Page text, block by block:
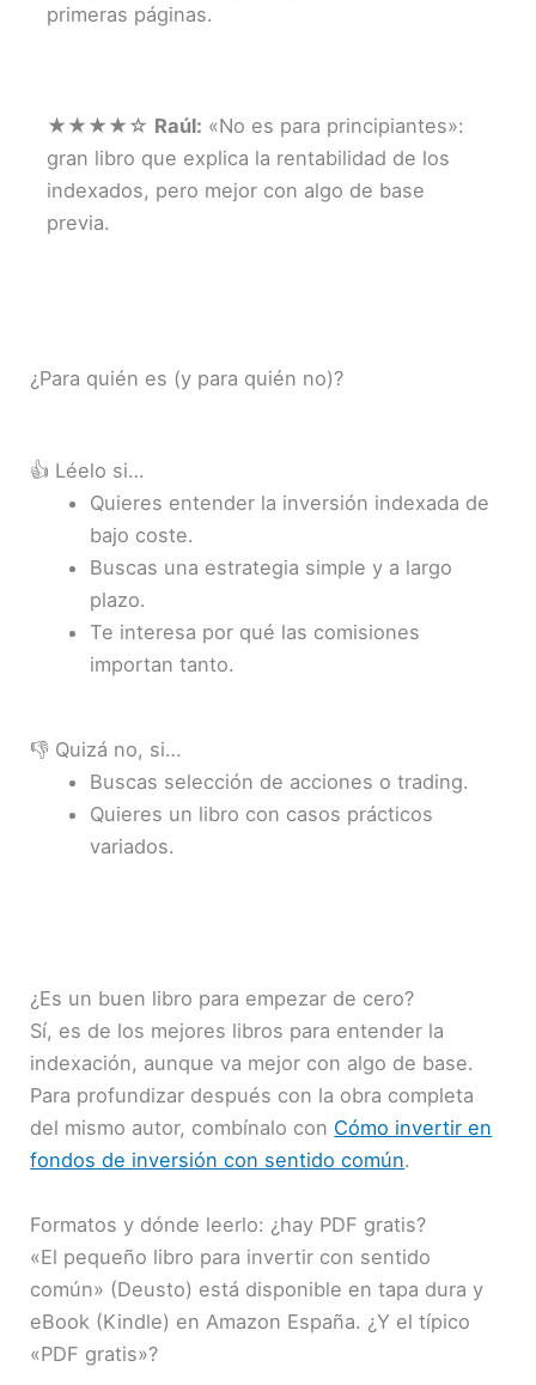
primeras páginas.
★★★★☆ Raúl: «No es para principiantes»:
gran libro que explica la rentabilidad de los
indexados, pero mejor con algo de base
previa.
¿Para quién es (y para quién no)?
👍 Léelo si…
Quieres entender la inversión indexada de
bajo coste.
Buscas una estrategia simple y a largo
plazo.
Te interesa por qué las comisiones
importan tanto.
👎 Quizá no, si…
Buscas selección de acciones o trading.
Quieres un libro con casos prácticos
variados.
¿Es un buen libro para empezar de cero?
Sí, es de los mejores libros para entender la
indexación, aunque va mejor con algo de base.
Para profundizar después con la obra completa
del mismo autor, combínalo con Cómo invertir en
fondos de inversión con sentido común.
Formatos y dónde leerlo: ¿hay PDF gratis?
«El pequeño libro para invertir con sentido
común» (Deusto) está disponible en tapa dura y
eBook (Kindle) en Amazon España. ¿Y el típico
«PDF gratis»?